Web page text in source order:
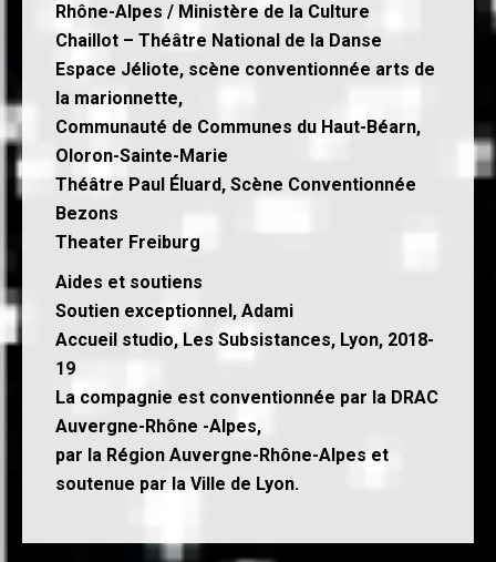
Rhône-Alpes / Ministère de la Culture
Chaillot – Théâtre National de la Danse
Espace Jéliote, scène conventionnée arts de
la marionnette,
Communauté de Communes du Haut-Béarn,
Oloron-Sainte-Marie
Théâtre Paul Éluard, Scène Conventionnée
Bezons
Theater Freiburg
Aides et soutiens
Soutien exceptionnel, Adami
Accueil studio, Les Subsistances, Lyon, 2018-
19
La compagnie est conventionnée par la DRAC
Auvergne-Rhône -Alpes,
par la Région Auvergne-Rhône-Alpes et
soutenue par la Ville de Lyon.